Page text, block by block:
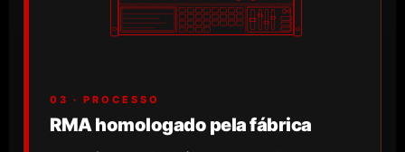
03 · PROCESSO
RMA homologado pela fábrica